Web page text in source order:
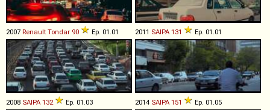
2007 Renault Tondar 90 Ep. 01.01 2011 SAIPA 131 Ep. 01.01
2008 SAIPA 132 Ep. 01.03 2014 SAIPA 151 Ep. 01.05